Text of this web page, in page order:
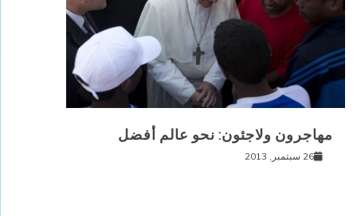
مهاجرون ولاجئون: نحو عالم أفضل
26 سبتمبر, 2013